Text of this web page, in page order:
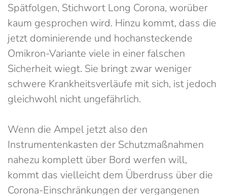
Spätfolgen, Stichwort Long Corona, worüber
kaum gesprochen wird. Hinzu kommt, dass die
jetzt dominierende und hochansteckende
Omikron-Variante viele in einer falschen
Sicherheit wiegt. Sie bringt zwar weniger
schwere Krankheitsverläufe mit sich, ist jedoch
gleichwohl nicht ungefährlich.
Wenn die Ampel jetzt also den
Instrumentenkasten der Schutzmaßnahmen
nahezu komplett über Bord werfen will,
kommt das vielleicht dem Überdruss über die
Corona-Einschränkungen der vergangenen